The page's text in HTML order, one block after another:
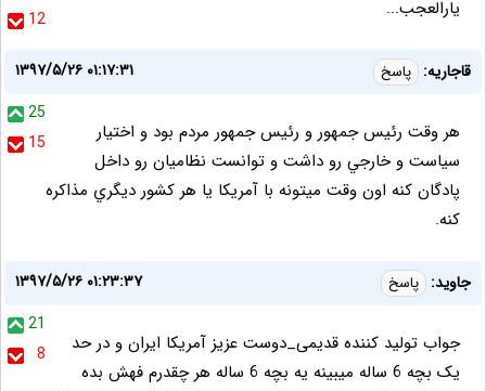
12
یارالعجب...
قاجاريه: پاسخ
۱۳۹۷/۵/۲۶ ۰۱:۱۷:۳۱
25
15
هر وقت رئيس جمهور و رئيس جمهور مردم بود و اختيار
سياست و خارجي رو داشت و توانست نظاميان رو داخل
پادگان كنه اون وقت ميتونه با آمريكا يا هر كشور ديگري مذاكره
كنه.
جاوید: پاسخ
۱۳۹۷/۵/۲۶ ۰۱:۲۳:۳۷
21
8
جواب تولید کننده قدیمی_دوست عزیز آمریکا ایران و در حد
یک بچه 6 ساله میبینه یه بچه 6 ساله هر چقدرم فهش بده